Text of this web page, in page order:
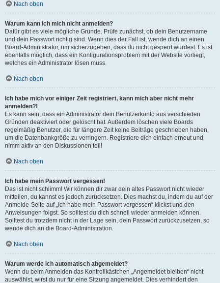
Nach oben
Warum kann ich mich nicht anmelden?
Dafür gibt es viele mögliche Gründe. Prüfe zunächst, ob dein Benutzername
und dein Passwort richtig sind. Wenn dies der Fall ist, wende dich an einen
Board-Administrator, um sicherzugehen, dass du nicht gesperrt wurdest. Es ist
ebenfalls möglich, dass ein Konfigurationsproblem mit der Website vorliegt,
welches ein Administrator lösen muss.
Nach oben
Ich habe mich vor einiger Zeit registriert, kann mich aber nicht mehr
anmelden?!
Es kann sein, dass ein Administrator dein Benutzerkonto aus verschieden
Gründen deaktiviert oder gelöscht hat. Außerdem löschen viele Boards
regelmäßig Benutzer, die für längere Zeit keine Beiträge geschrieben haben,
um die Datenbankgröße zu verringern. Registriere dich einfach erneut und
nimm aktiv an den Diskussionen teil!
Nach oben
Ich habe mein Passwort vergessen!
Das ist nicht schlimm! Wir können dir zwar dein altes Passwort nicht wieder
mitteilen, du kannst es jedoch zurücksetzen. Dies machst du, indem du auf der
Anmelde-Seite auf „Ich habe mein Passwort vergessen“ klickst und den
Anweisungen folgst. So solltest du dich schnell wieder anmelden können.
Solltest du trotzdem nicht in der Lage sein, dein Passwort zurückzusetzen, so
wende dich an die Board-Administration.
Nach oben
Warum werde ich automatisch abgemeldet?
Wenn du beim Anmelden das Kontrollkästchen „Angemeldet bleiben“ nicht
auswählst, wirst du nur für eine Sitzung angemeldet. Dies verhindert den